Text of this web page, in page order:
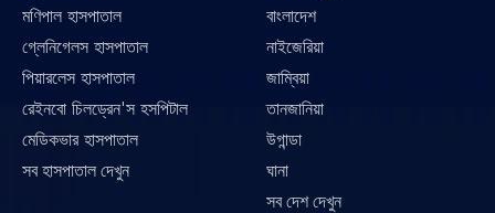
মণিপাল হাসপাতাল
গ্লেনিগেলস হাসপাতাল
পিয়ারলেস হাসপাতাল
রেইনবো চিলড্রেন'স হসপিটাল
মেডিকভার হাসপাতাল
সব হাসপাতাল দেখুন
বাংলাদেশ
নাইজেরিয়া
জাম্বিয়া
তানজানিয়া
উগান্ডা
ঘানা
সব দেশ দেখুন